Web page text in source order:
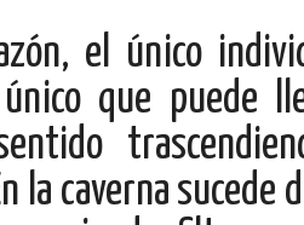
el único
que puede
la caverna